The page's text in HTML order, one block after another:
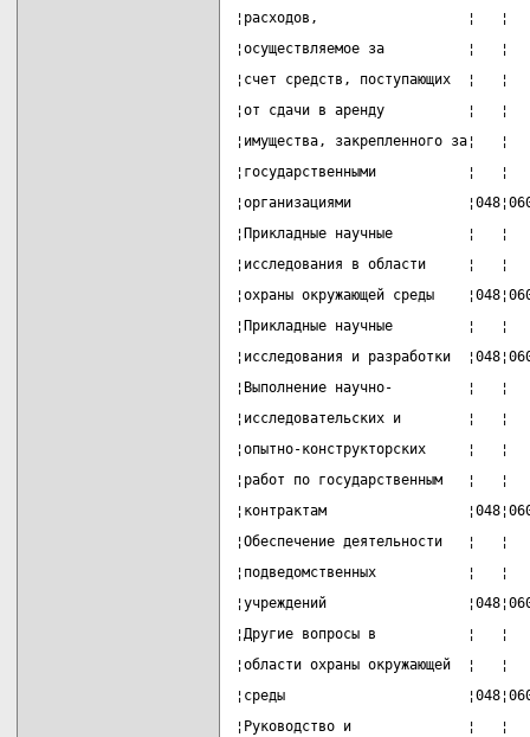
¦расходов,                  ¦
¦осуществляемое за
¦счет средств, поступающих
¦от сдачи в аренду          ¦
¦имущества, закрепленного
¦государственными
¦организациями
¦Прикладные научные
¦исследования в области
¦охраны окружающей среды
¦Прикладные научные
¦исследования и разработки
¦Выполнение научно-
¦исследовательских и
¦опытно-конструкторских
¦работ по государственным
¦контрактам
¦Обеспечение деятельности
¦подведомственных
¦учреждений
¦Другие вопросы в           ¦
¦области охраны
¦среды
¦Руководство и              ¦